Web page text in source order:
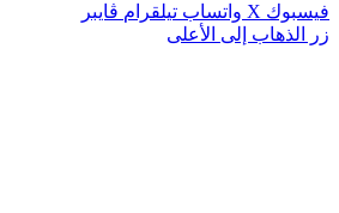
فيسبوك ‫X واتساب تيلقرام ڤايبر
زر الذهاب إلى الأعلى